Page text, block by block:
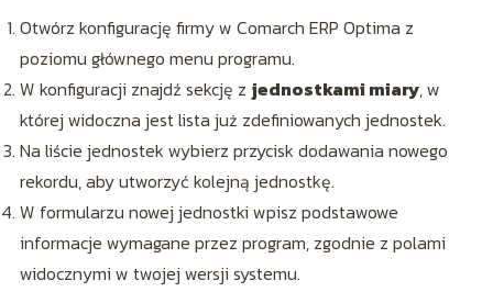
Otwórz konfigurację firmy w Comarch ERP Optima z
poziomu głównego menu programu.
W konfiguracji znajdź sekcję z jednostkami miary, w
której widoczna jest lista już zdefiniowanych jednostek.
Na liście jednostek wybierz przycisk dodawania nowego
rekordu, aby utworzyć kolejną jednostkę.
W formularzu nowej jednostki wpisz podstawowe
informacje wymagane przez program, zgodnie z polami
widocznymi w twojej wersji systemu.